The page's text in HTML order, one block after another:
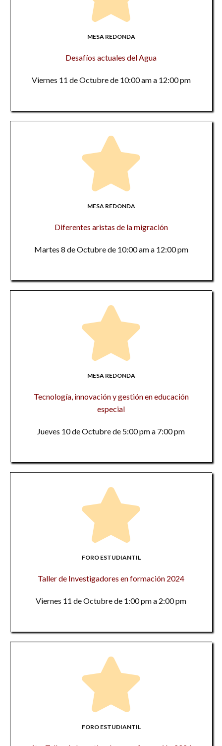
MESA REDONDA
Desafíos actuales del Agua
Viernes 11 de Octubre de 10:00 am a 12:00 pm
MESA REDONDA
Diferentes aristas de la migración
Martes 8 de Octubre de 10:00 am a 12:00 pm
MESA REDONDA
Tecnología, innovación y gestión en educación
especial
Jueves 10 de Octubre de 5:00 pm a 7:00 pm
FORO ESTUDIANTIL
Taller de Investigadores en formación 2024
Viernes 11 de Octubre de 1:00 pm a 2:00 pm
FORO ESTUDIANTIL